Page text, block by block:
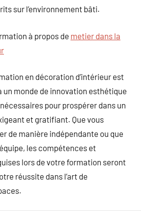
sur l’environnement bâti.
à propos de metier dans la
en décoration d’intérieur est
un monde de innovation esthétique
pour prospérer dans un
et gratifiant. Que vous
de manière indépendante ou que
les compétences et
lors de votre formation seront
réussite dans l’art de